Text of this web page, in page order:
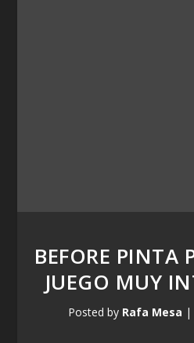
BEFORE PINTA
JUEGO MUY
Posted by Rafa Mesa |